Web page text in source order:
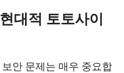
대적 토토사이
안 문제는 매우 중요합